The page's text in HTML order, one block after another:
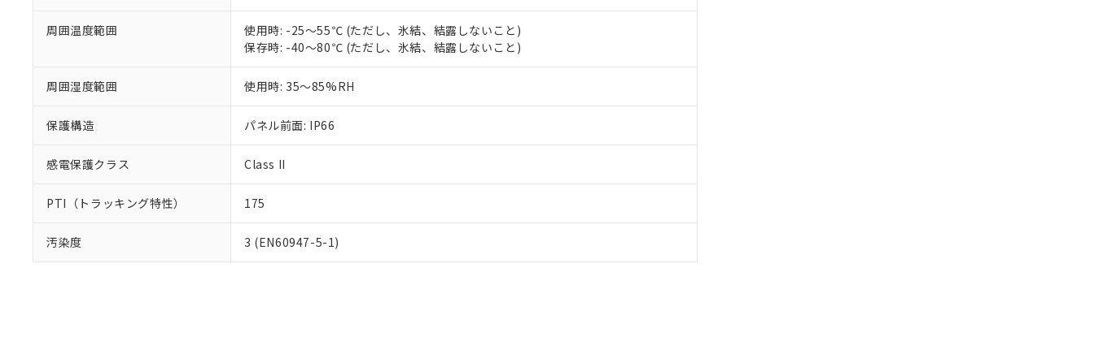
周囲温度範囲
使用時: -25～55℃ (ただし、氷結、結露しないこと)
保存時: -40～80℃ (ただし、氷結、結露しないこと)
周囲湿度範囲 使用時: 35～85%RH
保護構造 パネル前面: IP66
感電保護クラス Class II
PTI（トラッキング特性） 175
汚染度 3 (EN60947-5-1)